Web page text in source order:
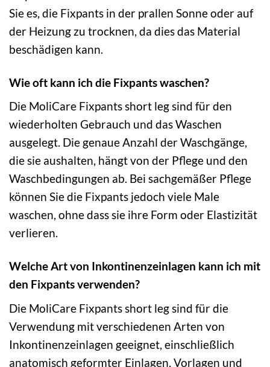
Sie es, die Fixpants in der prallen Sonne oder auf
der Heizung zu trocknen, da dies das Material
beschädigen kann.
Wie oft kann ich die Fixpants waschen?
Die MoliCare Fixpants short leg sind für den
wiederholten Gebrauch und das Waschen
ausgelegt. Die genaue Anzahl der Waschgänge,
die sie aushalten, hängt von der Pflege und den
Waschbedingungen ab. Bei sachgemäßer Pflege
können Sie die Fixpants jedoch viele Male
waschen, ohne dass sie ihre Form oder Elastizität
verlieren.
Welche Art von Inkontinenzeinlagen kann ich mit
den Fixpants verwenden?
Die MoliCare Fixpants short leg sind für die
Verwendung mit verschiedenen Arten von
Inkontinenzeinlagen geeignet, einschließlich
anatomisch geformter Einlagen, Vorlagen und